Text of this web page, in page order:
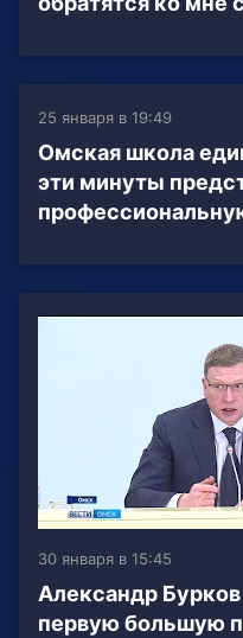
25 января в 19:49
Омская школа
эти минуты
30 января в 15:45
Александр
первую большую